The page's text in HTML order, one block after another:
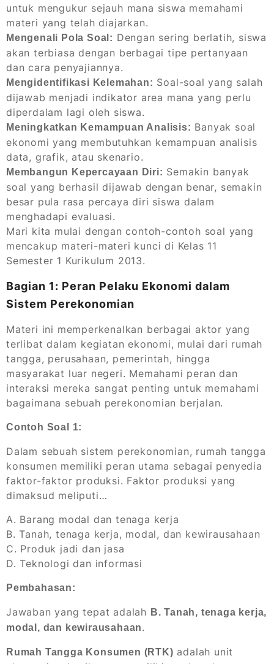
untuk mengukur sejauh mana siswa memahami
materi yang telah diajarkan.
Mengenali Pola Soal: Dengan sering berlatih, siswa
akan terbiasa dengan berbagai tipe pertanyaan
dan cara penyajiannya.
Mengidentifikasi Kelemahan: Soal-soal yang salah
dijawab menjadi indikator area mana yang perlu
diperdalam lagi oleh siswa.
Meningkatkan Kemampuan Analisis: Banyak soal
ekonomi yang membutuhkan kemampuan analisis
data, grafik, atau skenario.
Membangun Kepercayaan Diri: Semakin banyak
soal yang berhasil dijawab dengan benar, semakin
besar pula rasa percaya diri siswa dalam
menghadapi evaluasi.
Mari kita mulai dengan contoh-contoh soal yang
mencakup materi-materi kunci di Kelas 11
Semester 1 Kurikulum 2013.
Bagian 1: Peran Pelaku Ekonomi dalam
Sistem Perekonomian
Materi ini memperkenalkan berbagai aktor yang
terlibat dalam kegiatan ekonomi, mulai dari rumah
tangga, perusahaan, pemerintah, hingga
masyarakat luar negeri. Memahami peran dan
interaksi mereka sangat penting untuk memahami
bagaimana sebuah perekonomian berjalan.
Contoh Soal 1:
Dalam sebuah sistem perekonomian, rumah tangga
konsumen memiliki peran utama sebagai penyedia
faktor-faktor produksi. Faktor produksi yang
dimaksud meliputi…
A. Barang modal dan tenaga kerja
B. Tanah, tenaga kerja, modal, dan kewirausahaan
C. Produk jadi dan jasa
D. Teknologi dan informasi
Pembahasan:
Jawaban yang tepat adalah B. Tanah, tenaga kerja,
modal, dan kewirausahaan.
Rumah Tangga Konsumen (RTK) adalah unit